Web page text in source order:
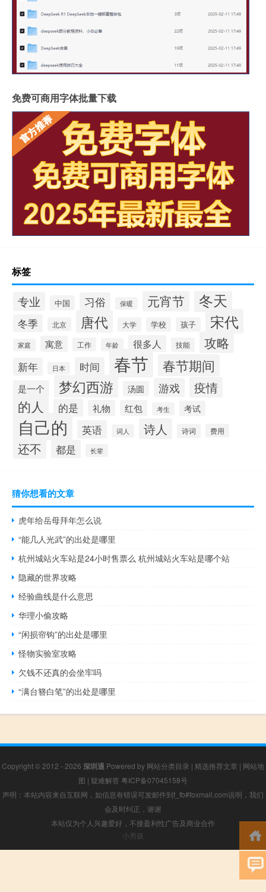
免费可商用字体批量下载
标签
专业 中国 习俗 保暖 元宵节 冬天
冬季 北京 唐代 大学 学校 孩子 宋代
家庭 寓意 工作 年龄 很多人 技能 攻略
新年 日本 时间 春节 春节期间
是一个 梦幻西游 汤圆 游戏 疫情
的人 的是 礼物 红包 考生 考试
自己的 英语 词人 诗人 诗词 费用
还不 都是 长辈
猜你想看的文章
虎年给岳母拜年怎么说
“能几人光武”的出处是哪里
杭州城站火车站是24小时售票么 杭州城站火车站是哪个站
隐藏的世界攻略
经验曲线是什么意思
华理小偷攻略
“闲损帘钩”的出处是哪里
怪物实验室攻略
欠钱不还真的会坐牢吗
“满台簪白笔”的出处是哪里
Copyright © 2012 - 2026 深圳通 Powered by 网站分类目录 | 精选推荐文章 | 网站地
图 | 疑难解答 粤ICP备07045158号
声明：本站内容来自互联网，如信息有错误可发邮件到f_fb#foxmail.com说明，我们
会及时纠正，谢谢
本站仅为个人兴趣爱好，不接盈利性广告及商业合作
小男孩